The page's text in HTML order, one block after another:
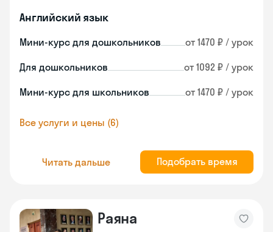
Английский язык
Мини-курс для дошкольников от 1470 ₽ / урок
Для дошкольников от 1092 ₽ / урок
Мини-курс для школьников от 1470 ₽ / урок
Все услуги и цены (6)
Читать дальше Подобрать время
Раяна